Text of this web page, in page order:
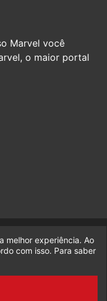
Marvel você
o maior portal
empresa da Legado
melhor experiência. Ao
com isso. Para saber